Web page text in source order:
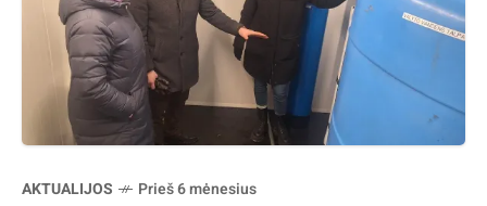
AKTUALIJOS Prieš 6 mėnesius